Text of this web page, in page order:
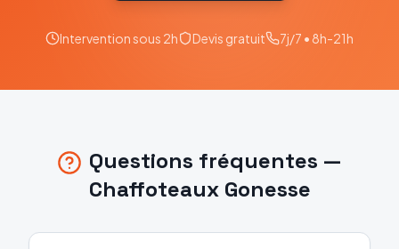
Intervention sous 2h Devis gratuit 7j/7 • 8h-21h
Questions fréquentes —
Chaffoteaux Gonesse